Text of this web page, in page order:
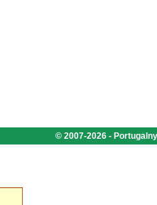
© 2007-2026 -